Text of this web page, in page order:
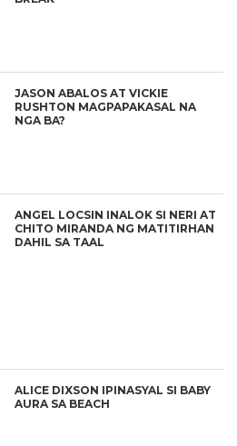
JASON ABALOS AT VICKIE
RUSHTON MAGPAPAKASAL NA
NGA BA?
ANGEL LOCSIN INALOK SI NERI AT
CHITO MIRANDA NG MATITIRHAN
DAHIL SA TAAL
ALICE DIXSON IPINASYAL SI BABY
AURA SA BEACH